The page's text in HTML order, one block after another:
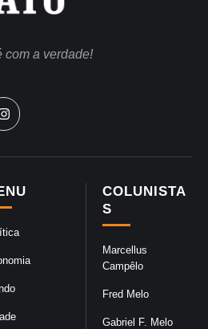
COLUNISTA
S
Marcellus
Campêlo
Fred Melo
Gabriel F. Melo
com a verdade!